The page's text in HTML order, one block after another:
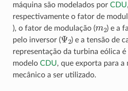
máquina são modelados por CDU
respectivamente o fator de
), o fator de modulação (m 2) e a
pelo inversor (Ψ 2) e a tensão de
representação da turbina eólica
modelo CDU, que exporta para
mecânico a ser utilizado.